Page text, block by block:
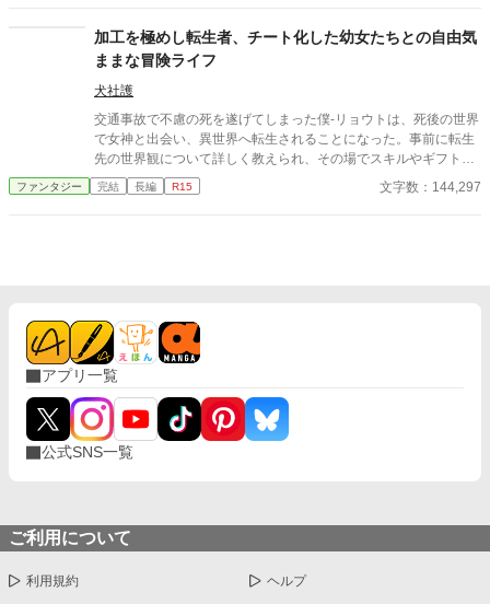
ル」と、古代の祭壇で孵化した伝説の竜の幼体「リンド」。レン
トは隠していたスキルを解放し、唯一無二の仲間たちを最強へと
育成することを決意する！ 辺境の村を拠点に、薬草採取から魔物
討伐まで、スキルを駆使して依頼をこなし、着実に経験値と信頼
を稼いでいくレントたち。プルは多彩なスキルを覚え、リンドは
驚異的な速度で成長を遂げる。 これは、ゴミスキルだと蔑まれた
少年が、最強の仲間たちと共にどん底から成り上がり、やがて自
分を捨てたパーティーや国に「もう遅い」と告げることになる、
追放から始まる育成＆ざまぁファンタジー！
加工を極めし転生者、チート化した幼女たちとの自由気
ままな冒険ライフ
犬社護
交通事故で不慮の死を遂げてしまった僕-リョウトは、死後の世界
で女神と出会い、異世界へ転生されることになった。事前に転生
先の世界観について詳しく教えられ、その場でスキルやギフトを
練習しても構わないと言われたので、僕は自分に与えられるギフ
トだけを極めるまで練習を重ねた。女神の目的は不明だけど、僕
仲間にしたことで、僕は様々な選択を迫られることになる。そし
てその結果、子供たちが意図せず、どんどんチート化してしま
う。 僕の夢は、自由気ままに世界中を冒険すること…なんだけ
ど、いつの間にかチートな子供たちが主体となって、冒険が進ん
でいく。 僕の夢……どこいった？
ファンタジー 完結 長編 R15 文字数：144,297
アプリ一覧
公式SNS一覧
ご利用について
利用規約 ヘルプ